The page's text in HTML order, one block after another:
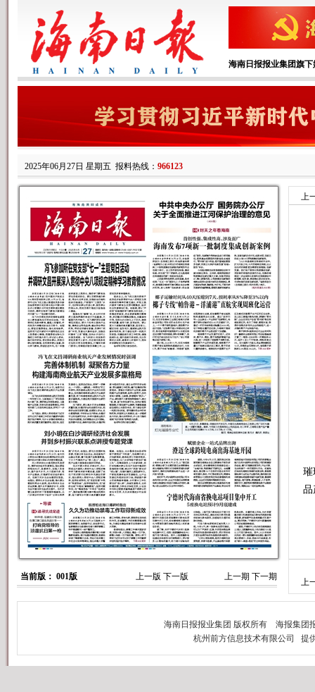
海南日报报业集团旗下
2025年06月27日 星期五 报料热线： 966123
当前版： 001版 上一版 下一版 上一期 下一期
上
璀
品
上